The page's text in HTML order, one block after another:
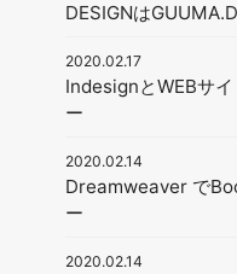
DESIGNは
2020.02.17
IndesignとWEBサ
ー
2020.02.14
Dreamweaver で
ー
2020.02.14